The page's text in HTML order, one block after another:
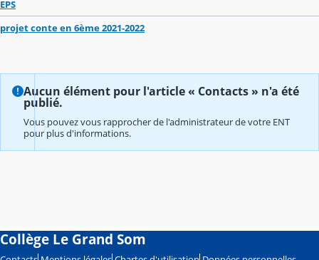
EPS
projet conte en 6ème 2021-2022
Aucun élément pour l'article « Contacts » n'a été
publié.
Vous pouvez vous rapprocher de l'administrateur de votre ENT
pour plus d'informations.
Collège Le Grand Som